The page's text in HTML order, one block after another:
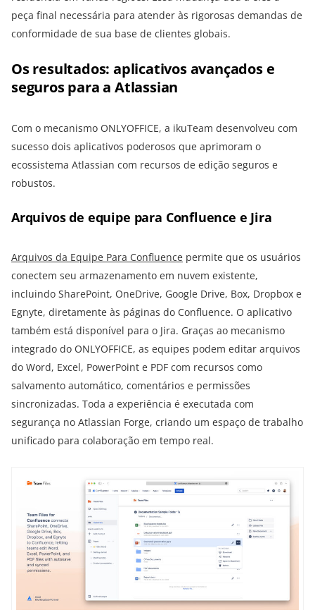
peça final necessária para atender às rigorosas demandas de
conformidade de sua base de clientes globais.
Os resultados: aplicativos avançados e
seguros para a Atlassian
Com o mecanismo ONLYOFFICE, a ikuTeam desenvolveu com
sucesso dois aplicativos poderosos que aprimoram o
ecossistema Atlassian com recursos de edição seguros e
robustos.
Arquivos de equipe para Confluence e Jira
Arquivos da Equipe Para Confluence permite que os usuários
conectem seu armazenamento em nuvem existente,
incluindo SharePoint, OneDrive, Google Drive, Box, Dropbox e
Egnyte, diretamente às páginas do Confluence. O aplicativo
também está disponível para o Jira. Graças ao mecanismo
integrado do ONLYOFFICE, as equipes podem editar arquivos
do Word, Excel, PowerPoint e PDF com recursos como
salvamento automático, comentários e permissões
sincronizadas. Toda a experiência é executada com
segurança no Atlassian Forge, criando um espaço de trabalho
unificado para colaboração em tempo real.